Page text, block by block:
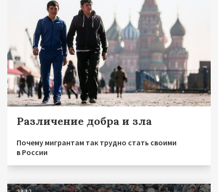
Различение добра и зла
Почему мигрантам так трудно стать своими
в России